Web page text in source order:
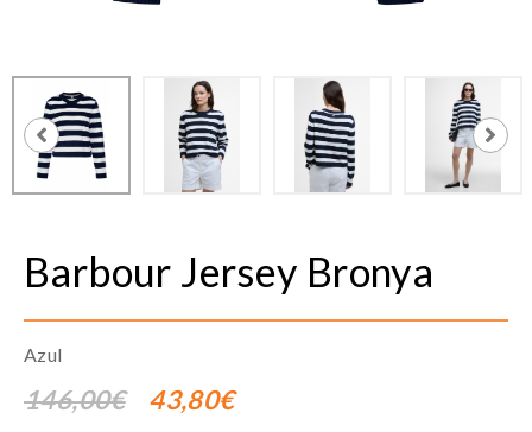
Barbour Jersey Bronya
Azul
146,00€ 43,80€